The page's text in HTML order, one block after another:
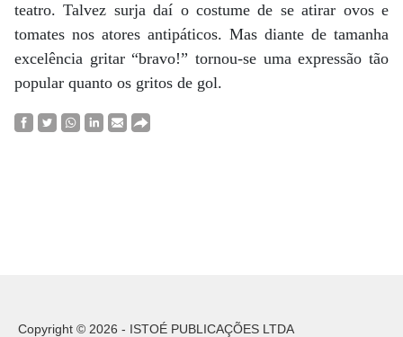
teatro. Talvez surja daí o costume de se atirar ovos e
tomates nos atores antipáticos. Mas diante de tamanha
excelência gritar “bravo!” tornou-se uma expressão tão
popular quanto os gritos de gol.
Copyright © 2026 - ISTOÉ PUBLICAÇÕES LTDA